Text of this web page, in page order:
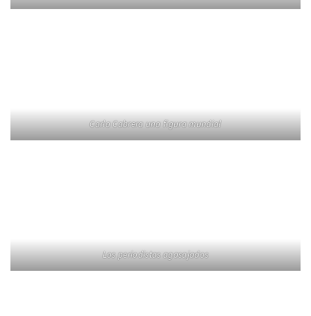
Carla Cabrera una figura mundial
Los periodistas agasajados